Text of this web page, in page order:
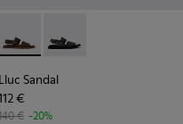
Herrensandalen
007 - Mehrfarbige
- K101048-001
Lluc Sandal - K101092-002
Lluc Sandal -
Lluc Sandal
€
€ -20%